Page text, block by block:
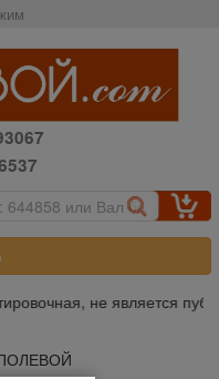
не является
ПОЛЕВОЙ